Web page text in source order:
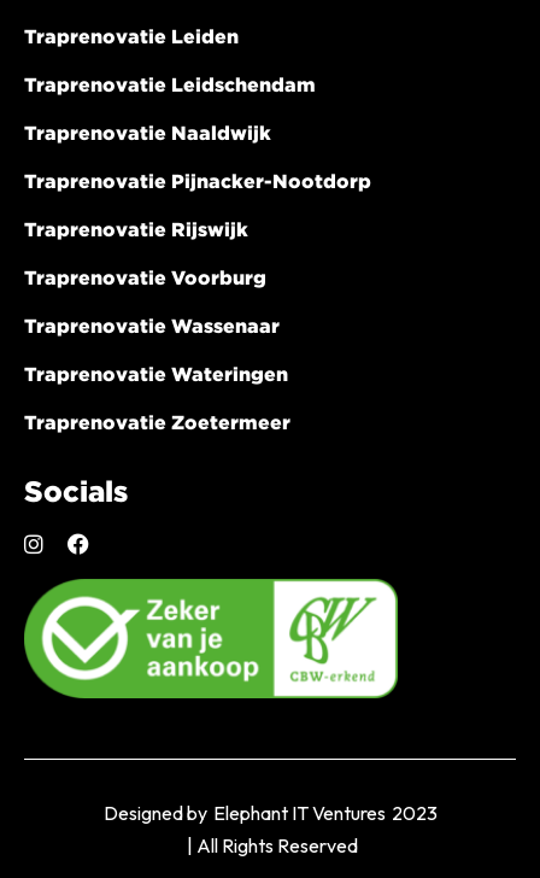
Traprenovatie Leiden
Traprenovatie Leidschendam
Traprenovatie Naaldwijk
Traprenovatie Pijnacker-Nootdorp
Traprenovatie Rijswijk
Traprenovatie Voorburg
Traprenovatie Wassenaar
Traprenovatie Wateringen
Traprenovatie Zoetermeer
Socials
Designed by Elephant IT Ventures 2023
| All Rights Reserved